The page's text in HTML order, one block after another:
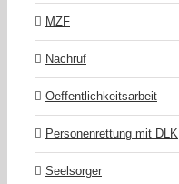
MZF
Nachruf
Oeffentlichkeitsarbeit
Personenrettung mit DLK
Seelsorger